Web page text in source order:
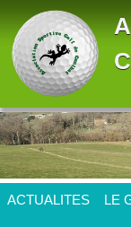
ACTUALITES LE
Panneau de gestion